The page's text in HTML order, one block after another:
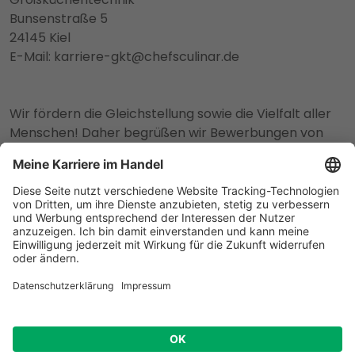
Bunsenstraße 5
24145 Kiel
E-Mail: karriere-gkt@chefsculinar.de
Wir fördern die Gleichstellung sowie die Vielfalt aller
Menschen! Daher begrüßen wir Bewerbungen von
Religionen und Weltanschauungen, sexueller
Orientierungen und geschlechtlicher Identitäten, aller
Altersgruppen sowie Menschen mit
Beeinträchtigungen.